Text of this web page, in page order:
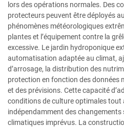
lors des opérations normales. Des
protecteurs peuvent être déployés
phénomènes météorologiques
plantes et l’équipement contre la
excessive. Le jardin hydroponique
automatisation adaptée au climat,
d’arrosage, la distribution des
protection en fonction des données
et des prévisions. Cette capacité
conditions de culture optimales tout
indépendamment des changements
climatiques imprévus. La